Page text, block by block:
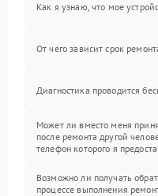
Как я узнаю, что мое
От чего зависит срок
Диагностика проводится
Может ли вместо меня
после ремонта другой
телефон которого я
Возможно ли получать
процессе выполнения